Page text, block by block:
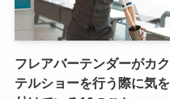
フレアバーテンダーがカク
テルショーを行う際に気を